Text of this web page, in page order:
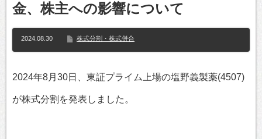
金、株主への影響について
2024.08.30 株式分割・株式併合
2024年8月30日、東証プライム上場の塩野義製薬(4507)
が株式分割を発表しました。